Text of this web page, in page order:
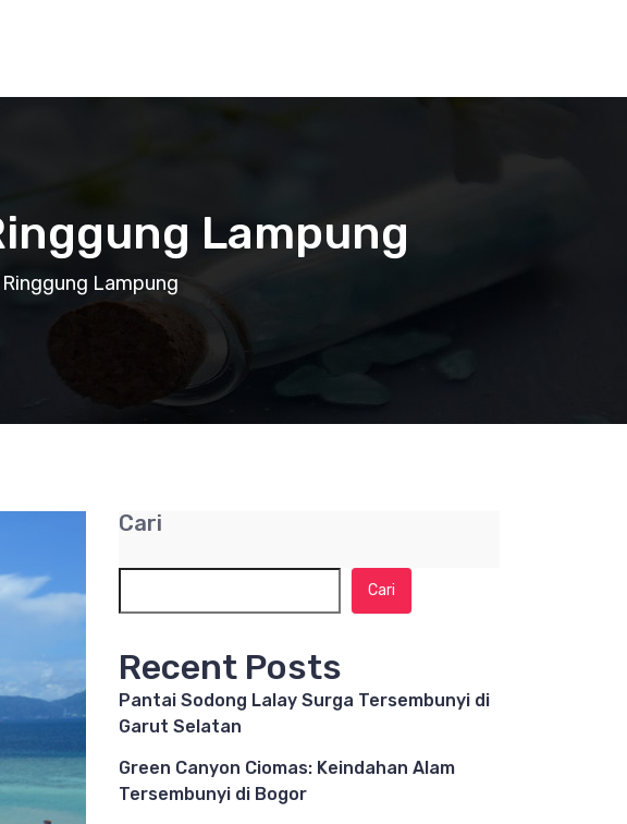
Lampung
Lampung
Cari
Cari
Recent Posts
Pantai Sodong Lalay Surga Tersembunyi di
Garut Selatan
Green Canyon Ciomas: Keindahan Alam
Tersembunyi di Bogor